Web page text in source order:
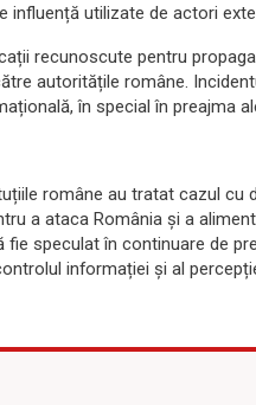
influență utilizate de actori
recunoscute pentru
autoritățile române.
în special în preajma
române au tratat cazul cu
a ataca România și a
speculat în continuare de
informației și al